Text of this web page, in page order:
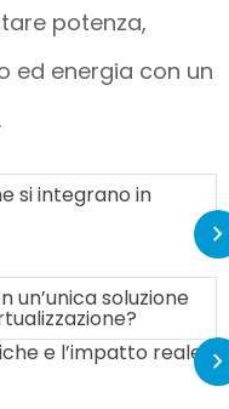
potenza,
ed energia con un
si integrano in
un’unica soluzione
e l’impatto reale